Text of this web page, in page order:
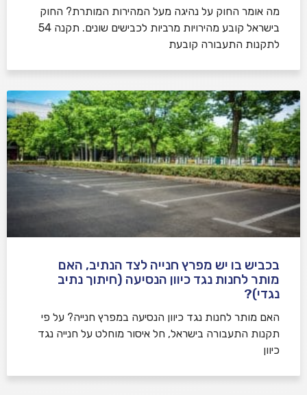
​מה אומר החוק על נהיגה מעל המהירות המותרת? החוק
בישראל קובע מהירויות מרביות לכבישים שונים. תקנה 54
לתקנות התעבורה קובעת
בכביש בו יש מפרץ חנייה לצד הנתיב, האם
מותר לחנות נגד כיוון הנסיעה (חיתוך נתיב
נגדי)?
האם מותר לחנות נגד כיוון הנסיעה במפרץ חנייה? על פי
תקנות התעבורה בישראל, חל איסור מוחלט על חנייה נגד
כיוון